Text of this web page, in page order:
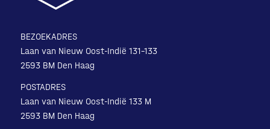
BEZOEKADRES
Laan van Nieuw Oost-Indië 131-133
2593 BM Den Haag
POSTADRES
Laan van Nieuw Oost-Indië 133 M
2593 BM Den Haag